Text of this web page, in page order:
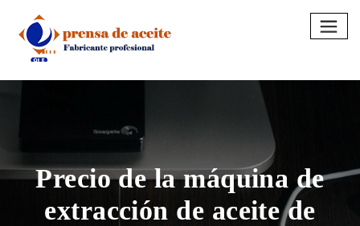
content
Precio de la máquina de
extracción de aceite de